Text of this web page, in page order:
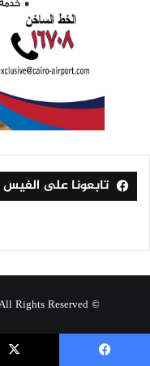
تابعونا على
© Copyright 2026, All Rights Reserved |